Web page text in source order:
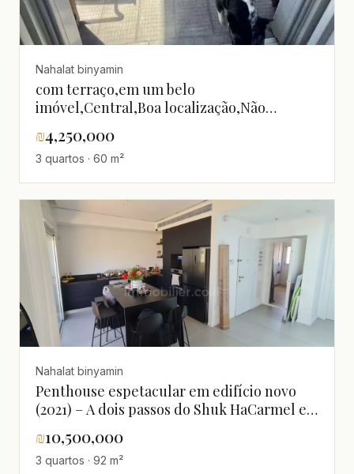
Nahalat binyamin
com terraço,em um belo
imóvel,Central,Boa localização,Não
₪4,250,000
3 quartos · 60 m²
Nahalat binyamin
Penthouse espetacular em edifício novo
(2021) – A dois passos do Shuk HaCarmel e
₪10,500,000
3 quartos · 92 m²